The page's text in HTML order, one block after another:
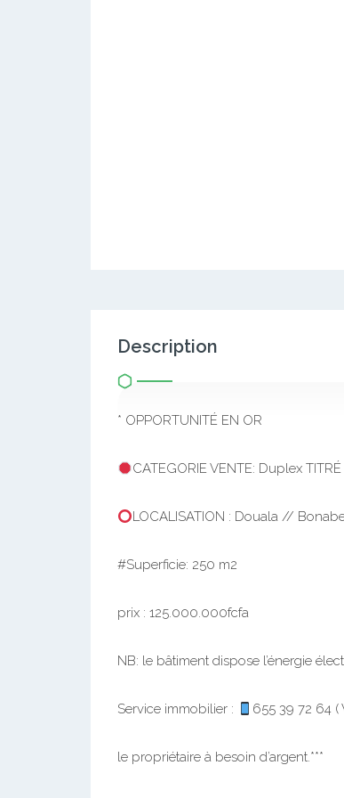
Description
* OPPORTUNITÉ EN OR
CATEGORIE VENTE: Duplex
LOCALISATION : Douala //
#Superficie: 250 m2
prix : 125.000.000fcfa
NB: le bâtiment dispose l’énergie
Service immobilier : 655 39 72 64
le propriétaire à besoin d’argent.***